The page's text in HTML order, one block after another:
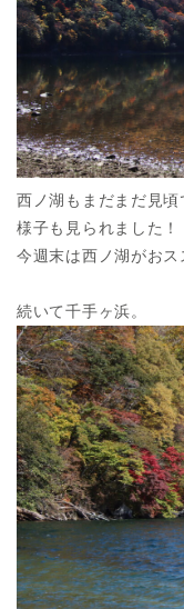
西ノ湖もまだまだ見
様子も見られました！
今週末は西ノ湖がおス
続いて千手ヶ浜。